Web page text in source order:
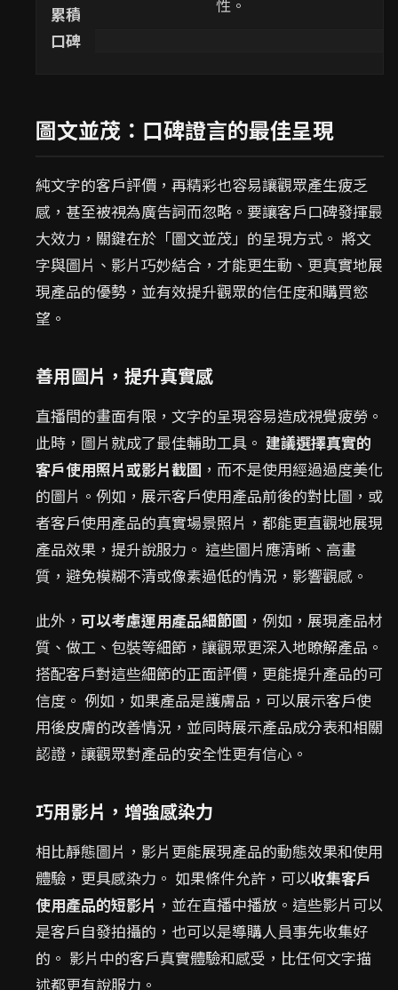
累積
口碑
性。
圖文並茂：口碑證言的最佳呈現
純文字的客戶評價，再精彩也容易讓觀眾產生疲乏
感，甚至被視為廣告詞而忽略。要讓客戶口碑發揮最
大效力，關鍵在於「圖文並茂」的呈現方式。 將文
字與圖片、影片巧妙結合，才能更生動、更真實地展
現產品的優勢，並有效提升觀眾的信任度和購買慾
望。
善用圖片，提升真實感
直播間的畫面有限，文字的呈現容易造成視覺疲勞。
此時，圖片就成了最佳輔助工具。 建議選擇真實的
客戶使用照片或影片截圖 ，而不是使用經過過度美化
的圖片。例如，展示客戶使用產品前後的對比圖，或
者客戶使用產品的真實場景照片，都能更直觀地展現
產品效果，提升說服力。 這些圖片應清晰、高畫
質，避免模糊不清或像素過低的情況，影響觀感。
此外， 可以考慮運用產品細節圖 ，例如，展現產品材
質、做工、包裝等細節，讓觀眾更深入地瞭解產品。
搭配客戶對這些細節的正面評價，更能提升產品的可
信度。 例如，如果產品是護膚品，可以展示客戶使
用後皮膚的改善情況，並同時展示產品成分表和相關
認證，讓觀眾對產品的安全性更有信心。
巧用影片，增強感染力
相比靜態圖片，影片更能展現產品的動態效果和使用
體驗，更具感染力。 如果條件允許，可以收集客戶
使用產品的短影片 ，並在直播中播放。這些影片可以
是客戶自發拍攝的，也可以是導購人員事先收集好
的。 影片中的客戶真實體驗和感受，比任何文字描
述都更有說服力。